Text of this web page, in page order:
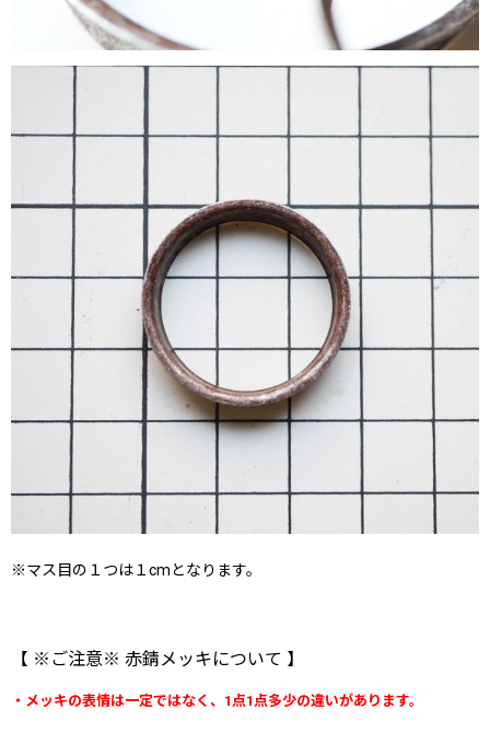
※マス目の１つは１cmとなります。
【 ※ご注意※ 赤錆メッキについて 】
・メッキの表情は一定ではなく、1点1点多少の違いがあります。